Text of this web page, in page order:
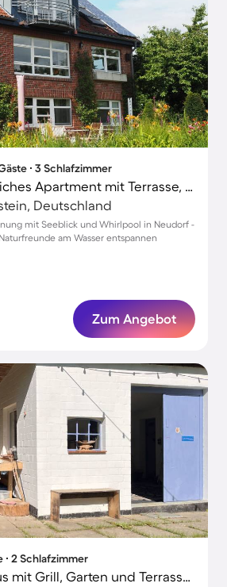
∙ 3 Schlafzimmer
Familienfreundliches Apartment mit Terrasse, Grill und Garten | Seeblick
Deutschland
mit Seeblick und Whirlpool in Neudorf -
am Wasser entspannen
Zum Angebot
∙ 2 Schlafzimmer
Tolles Ferienhaus mit Grill, Garten und Terrasse | Gartenblick